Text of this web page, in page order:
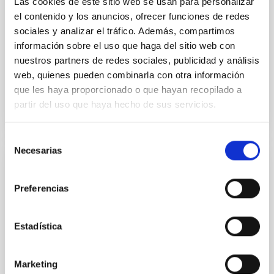
el contenido y los anuncios, ofrecer funciones de redes
sociales y analizar el tráfico. Además, compartimos
información sobre el uso que haga del sitio web con
nuestros partners de redes sociales, publicidad y análisis
web, quienes pueden combinarla con otra información
que les haya proporcionado o que hayan recopilado a
partir del uso que haya hecho de sus servicios.
Necesarias
Preferencias
Estadística
Marketing
obtained NIRSpec and
Burgasser, Adam et al.
Fecha de publicación: 6 2026
BIBCODE 2026ASTCS..1110204B
Rotational Light Curve and Photometric
of the Lucy Mutual Event Campaign
primary target of the NASA Lucy mission, obtained